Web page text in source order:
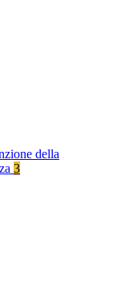
della
3